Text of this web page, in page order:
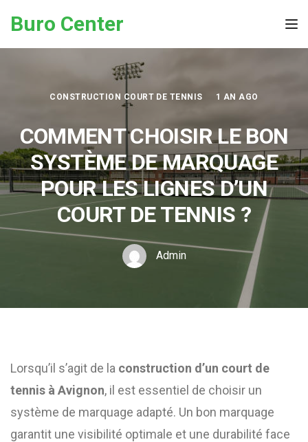
Buro Center
CONSTRUCTION COURT DE TENNIS 1 AN AGO
COMMENT CHOISIR LE BON
SYSTÈME DE MARQUAGE
POUR LES LIGNES D’UN
COURT DE TENNIS ?
Admin
Lorsqu’il s’agit de la construction d’un court de
tennis à Avignon, il est essentiel de choisir un
système de marquage adapté. Un bon marquage
garantit une visibilité optimale et une durabilité face